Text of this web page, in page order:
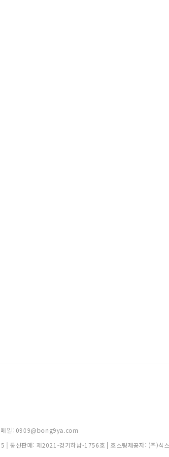
메일: 0909@bong9ya.com
| 통신판매: 제2021-경기하남-1756호 | 호스팅제공자: (주)식